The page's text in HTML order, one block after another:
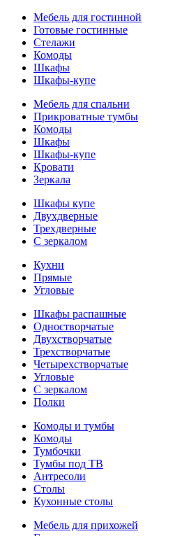
Мебель для гостинной
Готовые гостинные
Стелажи
Комоды
Шкафы
Шкафы-купе
Мебель для спальни
Прикроватные тумбы
Комоды
Шкафы
Шкафы-купе
Кровати
Зеркала
Шкафы купе
Двухдверные
Трехдверные
С зеркалом
Кухни
Прямые
Угловые
Шкафы распашные
Одностворчатые
Двухстворчатые
Трехстворчатые
Четырехстворчатые
Угловые
С зеркалом
Полки
Комоды и тумбы
Комоды
Тумбочки
Тумбы под ТВ
Антресоли
Столы
Кухонные столы
Мебель для прихожей